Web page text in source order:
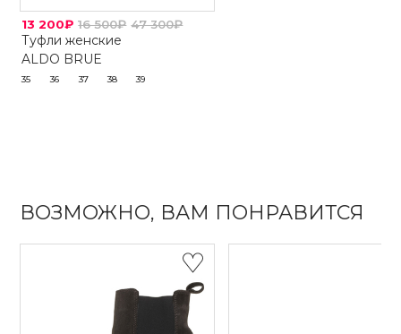
13 200₽ 16 500₽ 47 300₽
Туфли женские
ALDO BRUE
35 36 37 38 39
ВОЗМОЖНО, ВАМ ПОНРАВИТСЯ